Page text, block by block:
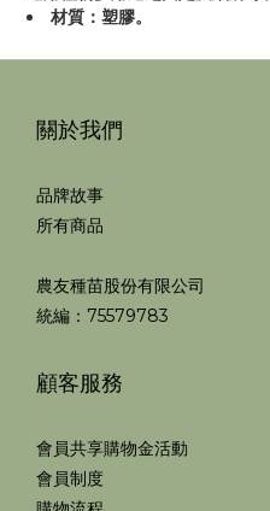
材質：塑膠。
關於我們
品牌故事
所有商品
農友種苗股份有限公司
統編：75579783
顧客服務
會員共享購物金活動
會員制度